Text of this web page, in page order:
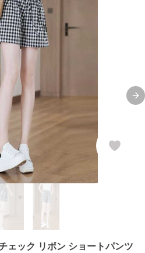
ェック リボン ショートパンツ